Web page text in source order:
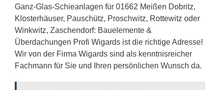
Ganz-Glas-Schieanlagen für 01662 Meißen Dobritz,
Klosterhäuser, Pauschütz, Proschwitz, Rottewitz oder
Winkwitz, Zaschendorf: Bauelemente &
Überdachungen Profi Wigards ist die richtige Adresse!
Wir von der Firma Wigards sind als kenntnisreicher
Fachmann für Sie und Ihren persönlichen Wunsch da.